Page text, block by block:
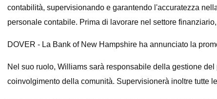
contabilità, supervisionando e garantendo l'accuratezza
personale contabile. Prima di lavorare nel settore
DOVER - La Bank of New Hampshire ha annunciato la
Nel suo ruolo, Williams sarà responsabile della gestione
coinvolgimento della comunità. Supervisionerà inoltre tutte